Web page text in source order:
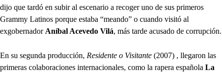
dijo que tardó en subir al escenario a recoger uno de sus primeros
Grammy Latinos porque estaba “meando” o cuando visitó al
exgobernador Aníbal Acevedo Vilá, más tarde acusado de corrupción.
En su segunda producción, Residente o Visitante (2007) , llegaron las
primeras colaboraciones internacionales, como la rapera española La